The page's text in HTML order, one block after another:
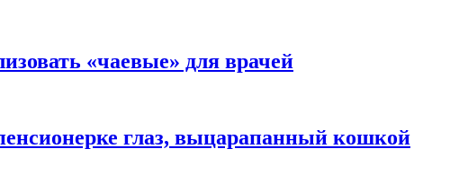
«чаевые» для врачей
глаз, выцарапанный кошкой